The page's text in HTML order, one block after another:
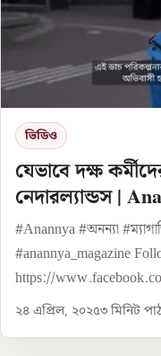
ভিডিও
যেভাবে দক্ষ
নেদারল্যান্ডস |
#Anannya #অনন্যা
#anannya_magazine
https://
২৪ এপ্রিল, ২০২৫৩ মিনিট